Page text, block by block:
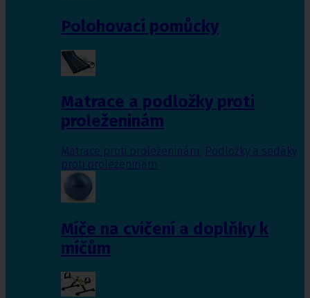
Polohovací pomůcky
Matrace a podložky proti
proleženinám
Matrace proti proleženinám, Podložky a sedáky
proti proleženinám
Míče na cvičení a doplňky k
míčům